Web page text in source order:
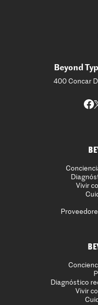
Beyond
400 Concar
Vivir
Diagnóstico
Vivir